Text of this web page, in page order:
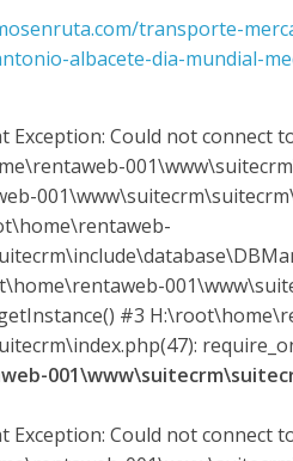
transporte-
albacete-dia-mundial-
Exception: Could not connect
#3
Exception: Could not connect